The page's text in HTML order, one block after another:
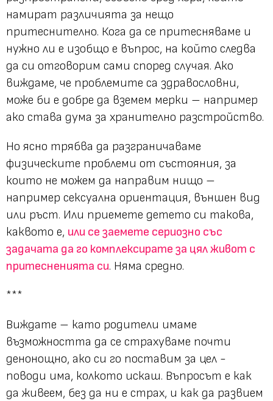
намират различията за нещо
притеснително. Кога да се притесняваме и
нужно ли е изобщо е въпрос, на който следва
да си отговорим сами според случая. Ако
виждаме, че проблемите са здравословни,
може би е добре да вземем мерки – например
ако става дума за хранително разстройство.
Но ясно трябва да разграничаваме
физическите проблеми от състояния, за
които не можем да направим нищо –
например сексуална ориентация, външен вид
или ръст. Или приемете детето си такова,
каквото е, или се заемете сериозно със
задачата да го комплексирате за цял живот с
притесненията си. Няма средно.
***
Виждате – като родители имаме
възможността да се страхуваме почти
денонощно, ако си го поставим за цел -
поводи има, колкото искаш. Въпросът е как
да живеем, без да ни е страх, и как да развием